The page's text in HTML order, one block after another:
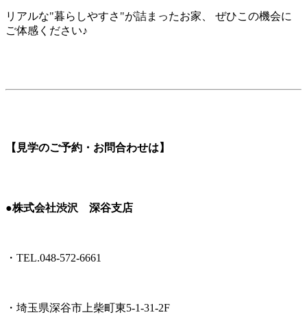
リアルな"暮らしやすさ"が詰まったお家、 ぜひこの機会に
ご体感ください♪
【見学のご予約・お問合わせは】
●株式会社渋沢 深谷支店
・TEL.048-572-6661
・埼玉県深谷市上柴町東5-1-31-2F